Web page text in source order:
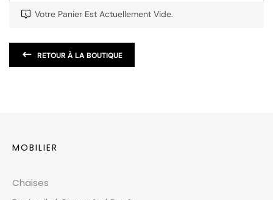
Votre Panier Est Actuellement Vide.
RETOUR À LA BOUTIQUE
MOBILIER
Chaises